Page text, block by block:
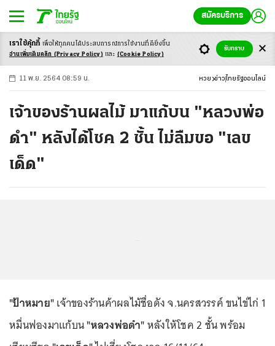
สมัครบริการ
-ก ก ก+
11 พ.ย. 2564 08:59 น. หวย ข่าว ไทยรัฐออนไลน์
เจ้าของร้านผลไม้ มาแก้บน "หลวงพ่อ
ดำ" หลังได้โชค 2 ชั้น ไม่ลืมขอ "เลข
เด็ด"
"ป้าหมาย"เจ้าของร้านค้าผลไม้ชื่อดัง จ.นครสวรรค์ ขนไข่ไก่ 1
หมื่นฟองมาแก้บน"หลวงพ่อดำ"หลังให้โชค 2 ชั้น พร้อม
เราใช้คุ้กกี้ เพื่อให้ทุกคนได้ประสบการณ์การใช้งานที่ดียิ่งขึ้น
อ่านเพิ่มเติมคลิก (Privacy Policy) และ (Cookie Policy)
รับทราบ